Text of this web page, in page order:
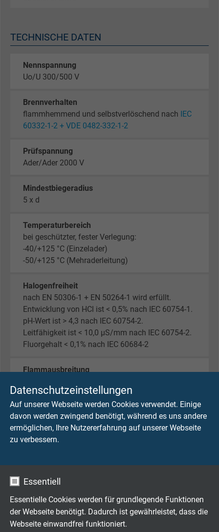
Datenschutzeinstellungen
Auf unserer Webseite werden Cookies verwendet. Einige
davon werden zwingend benötigt, während es uns andere
ermöglichen, Ihre Nutzererfahrung auf unserer Webseite
zu verbessern.
Essentiell
Essentielle Cookies werden für grundlegende Funktionen
der Webseite benötigt. Dadurch ist gewährleistet, dass die
Webseite einwandfrei funktioniert.
TECHNISCHE DATEN
Nennspannung
Uo/U 300/500 V
Brennverhalten
flammhemmend und selbstverlöschend nach IEC
60332-1-2 + VDE 0482-332-1-2
Prüfspannung
Ader/Ader 2000 V
Mindestbiegeradius
5 x d
Temperaturbereich
bei geschützter, fester Verlegung:
-40/+125 °C (Einzelader)
-50/+125 °C (Mehraderleitung)
Halogenfreiheit
nach EN 50306-1 + EN 50264-1 wird erfüllt.
Entwicklung von HCl ist < 0,5% nach IEC 60754-1.
pH-Wert ist > 4,3 nach IEC 60754-2.
Leitfähigkeit ist < 10,0 µS/mm nach IEC 60754-2.
Fluorgehalt < 0,1% nach IEC 60684-2
Flammausbreitung
nachIEC 60332-3-24 + VDE 0482-332-3-24
bzw.IEC 60332-3-25 + VDE 0482-332-3-25und EN
50305 + VDE 0260-305 Abschnitt 9.1.2.
Toxizität
Rauchdichte
Schadstofffreiheit
gemäßRoHS-Richtlinieder Europäischen Union